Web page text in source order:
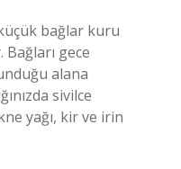
bağlar kuru
gece
alana
sivilce
yağı, kir ve irin